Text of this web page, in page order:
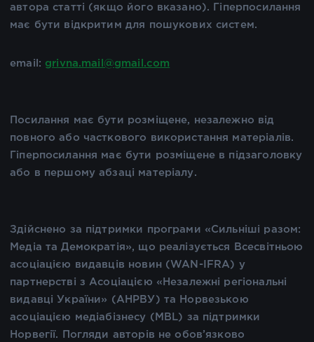
автора статті (якщо його вказано). Гіперпосилання
має бути відкритим для пошукових систем.
email: grivna.mail@gmail.com
Посилання має бути розміщене, незалежно від
повного або часткового використання матеріалів.
Гіперпосилання має бути розміщене в підзаголовку
або в першому абзаці матеріалу.
Здійснено за підтримки програми «Сильніші разом:
Медіа та Демократія», що реалізується Всесвітньою
асоціацією видавців новин (WAN-IFRA) у
партнерстві з Асоціацією «Незалежні регіональні
видавці України» (АНРВУ) та Норвезькою
асоціацією медіабізнесу (MBL) за підтримки
Норвегії. Погляди авторів не обов’язково